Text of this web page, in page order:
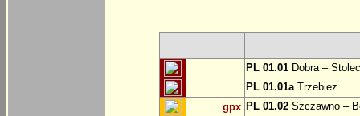
PL 01.01 Dobra –
PL 01.01aTrzebiez
gpx PL 01.02 Szczawno –